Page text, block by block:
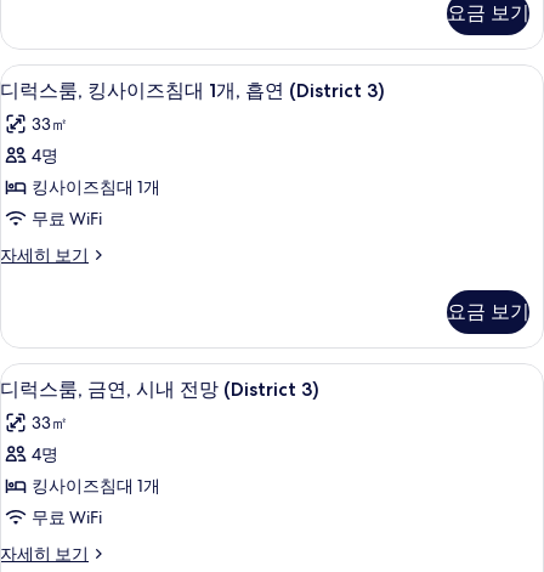
모
두
보
기
히
보
기
2
개,
흡
연
(District
3)
사
진
보
기
더
블
침
대
2
개,
연
(District
자
기
요금 보기
디
럭
스
룸,
킹
이
침
대
1
개,
흡
연
(District
3)
오리/거위털 이불, 필로우탑 침대, 객실
7
디럭스룸, 킹사이즈침대 1개, 흡연 (District 3)
33㎡
4명
킹사이즈침대 1개
무료 WiFi
자세히 보기
디
킹
사
이
즈
침
대
개,
흡
(District
요금 보기
디
럭
스
룸,
금
오리/거위털 이불, 필로우탑 침대, 객실
7
디럭스룸, 금연, 시내 전망 (District 3)
33㎡
4명
킹사이즈침대 1개
무료 WiFi
자세히 보기
디